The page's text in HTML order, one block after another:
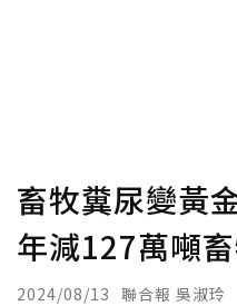
畜牧糞尿變黃
年減127萬噸
2024/08/13 聯合報 吳淑玲